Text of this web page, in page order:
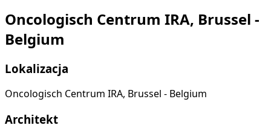
Oncologisch Centrum IRA, Brussel -
Belgium
Lokalizacja
Oncologisch Centrum IRA, Brussel - Belgium
Architekt